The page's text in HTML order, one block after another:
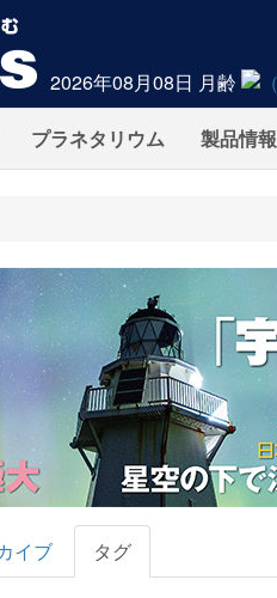
2026年08月08日 月齢
プラネタリウム 製品情報
イブ タグ